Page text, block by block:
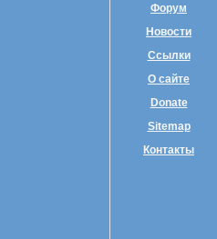
Форум
Новости
Ссылки
О сайте
Donate
Sitemap
Контакты